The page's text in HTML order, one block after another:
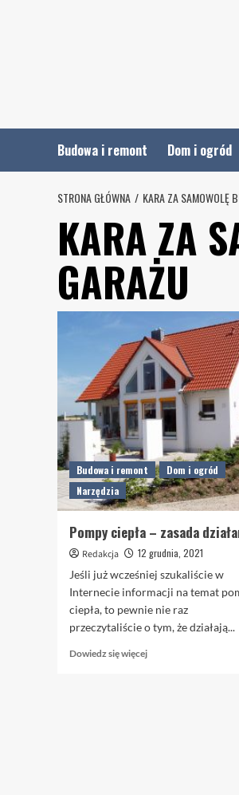
Budowa i remont Dom i ogród
STRONA GŁÓWNA KARA ZA SAMOWOLĘ
KARA ZA
GARAŻU
Budowa i remont
Dom i ogród
Narzędzia
Pompy ciepła – zasada
Redakcja
12 grudnia, 2021
Jeśli już wcześniej szukaliście w
Internecie informacji na temat
ciepła, to pewnie nie raz
przeczytaliście o tym, że działają...
Dowiedz się więcejDowiedz